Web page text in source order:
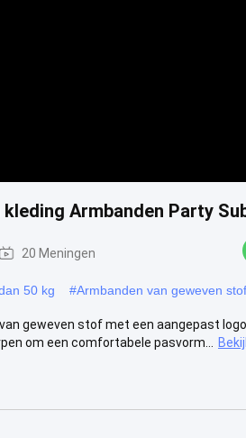
Armbanden Party
20 Meningen
50 kg #Armbanden van geweven
geweven stof met een aangepast
om een comfortabele pasvorm...